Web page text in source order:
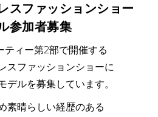
スファッションショー
参加者募集
ティー第2部で開催する
スファッションショーに
デルを募集しています。
素晴らしい経歴のある